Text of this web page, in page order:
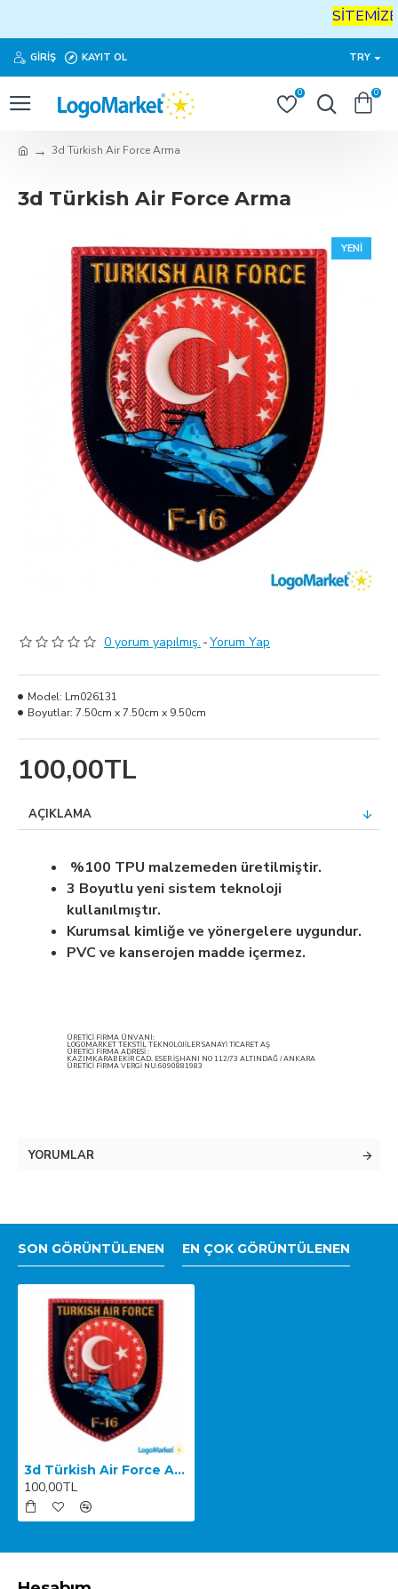
SİTEMİZE
GIRIŞ KAYIT OL TRY
0 0
3d Türkish Air Force Arma
3d Türkish Air Force Arma
YENI
0 yorum yapılmış. -Yorum Yap
100,00TL
Model: Lm026131
Boyutlar: 7.50cm x 7.50cm x 9.50cm
AÇIKLAMA
%100 TPU malzemeden üretilmiştir.
3 Boyutlu yeni sistem teknoloji
kullanılmıştır.
Kurumsal kimliğe ve yönergelere uygundur.
PVC ve kanserojen madde içermez.
ÜRETİCİ FİRMA ÜNVANI:
LOGOMARKET TEKSTİL TEKNOLOJİLER SANAYİ TİCARET AŞ
ÜRETİCİ FİRMA ADRESİ :
KAZIMKARABEKİR CAD. ESER İŞHANI NO 112/73 ALTINDAĞ / ANKARA
ÜRETİCİ FİRMA VERGİ NU:6090881983
YORUMLAR
SON GÖRÜNTÜLENEN EN ÇOK GÖRÜNTÜLENEN
3d Türkish Air Force Arma
100,00TL